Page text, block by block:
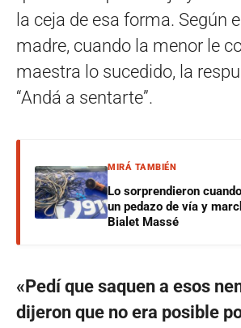
la ceja de esa forma. Según
madre, cuando la menor le
maestra lo sucedido, la
“Andá a sentarte”.
MIRÁ TAMBIÉN
Lo sorprendieron
un pedazo de vía y
Bialet Massé
«Pedí que saquen a esos
dijeron que no era posible